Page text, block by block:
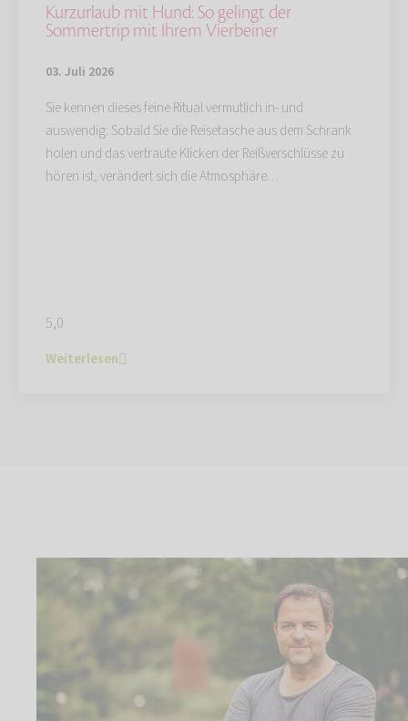
Kurzurlaub mit Hund: So gelingt der
Sommertrip mit Ihrem Vierbeiner
03. Juli 2026
Sie kennen dieses feine Ritual vermutlich in- und
auswendig: Sobald Sie die Reisetasche aus dem Schrank
holen und das vertraute Klicken der Reißverschlüsse zu
hören ist, verändert sich die Atmosphäre…
5,0
Weiterlesen